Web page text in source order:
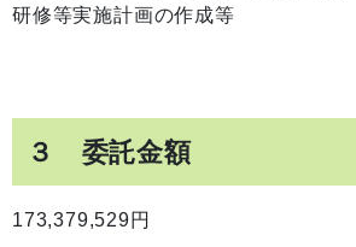
研修等実施計画の作成等
３ 委託金額
173,379,529円